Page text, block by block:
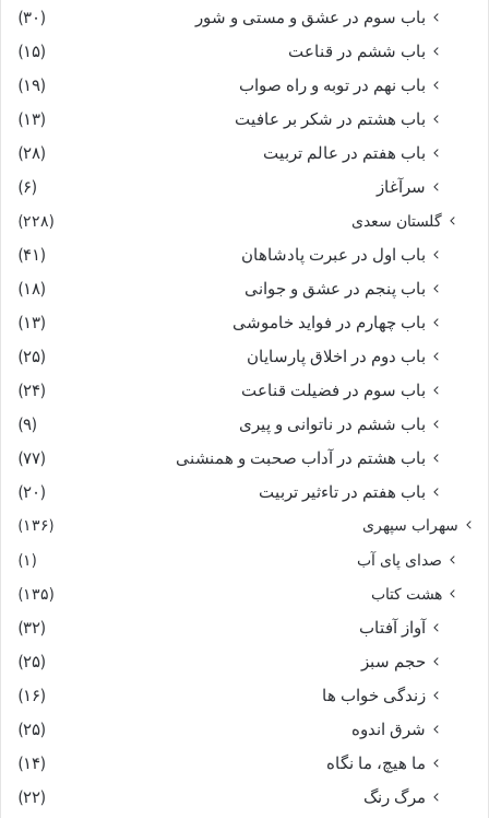
باب سوم در عشق و مستی و شور
(۳۰)
باب ششم در قناعت
(۱۵)
باب نهم در توبه و راه صواب
(۱۹)
باب هشتم در شکر بر عافیت
(۱۳)
باب هفتم در عالم تربیت
(۲۸)
سرآغاز
(۶)
گلستان سعدی (۲۲۸)
باب اول در عبرت پادشاهان
(۴۱)
باب پنجم در عشق و جوانى
(۱۸)
باب چهارم در فواید خاموشى
(۱۳)
باب دوم در اخلاق پارسایان
(۲۵)
باب سوم در فضیلت قناعت
(۲۴)
باب ششم در ناتوانى و پیرى
(۹)
باب هشتم در آداب صحبت و همنشنى
(۷۷)
باب هفتم در تاءثیر تربیت
(۲۰)
سهراب سپهری (۱۳۶)
صدای پای آب
(۱)
هشت کتاب
(۱۳۵)
آواز آفتاب
(۳۲)
حجم سبز
(۲۵)
زندگی خواب ها
(۱۶)
شرق اندوه
(۲۵)
ما هیچ، ما نگاه
(۱۴)
مرگ رنگ
(۲۲)